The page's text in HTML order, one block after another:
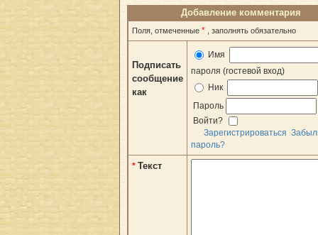
Добавление комментария
Поля, отмеченные * , заполнять обязательно
Подписать
сообщение
как
Имя
пароля (гостевой вход)
Ник
Пароль
Войти?
Зарегистрироваться
пароль?
* Текст